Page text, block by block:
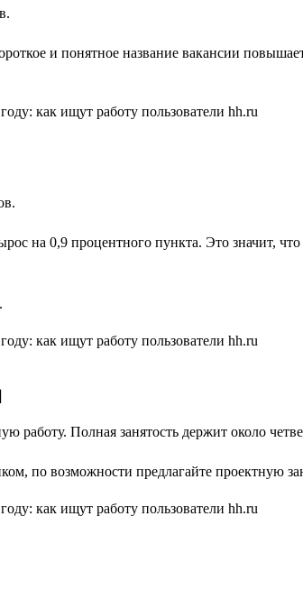
и понятное название вакансии
на 0,9 процентного пункта. Это значит,
Полная занятость держит около
возможности предлагайте проектную